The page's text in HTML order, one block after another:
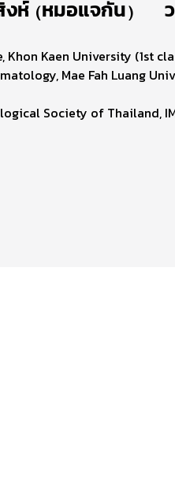
ห์ (หมอแจกัน) | ว
Khon Kaen University (1st
Mae Fah Luang
Society of Thailand,